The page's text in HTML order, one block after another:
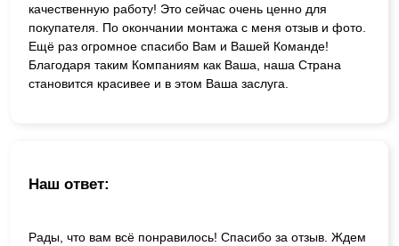
качественную работу! Это сейчас очень ценно для
покупателя. По окончании монтажа с меня отзыв и фото.
Ещё раз огромное спасибо Вам и Вашей Команде!
Благодаря таким Компаниям как Ваша, наша Страна
становится красивее и в этом Ваша заслуга.
Наш ответ:
Рады, что вам всё понравилось! Спасибо за отзыв. Ждем